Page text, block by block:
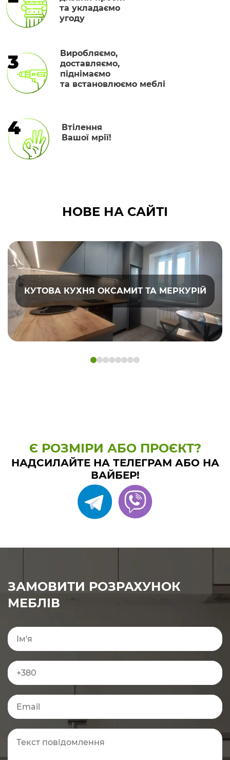
та укладаємо
угоду
3
Виробляємо,
доставляємо,
піднімаємо
та встановлюємо меблі
4
Втілення
Вашої мрії!
НОВЕ НА САЙТІ
КУТОВА КУХНЯ ОКСАМИТ ТА МЕРКУРІЙ
Є РОЗМІРИ АБО ПРОЄКТ?
НАДСИЛАЙТЕ НА ТЕЛЕГРАМ АБО НА
ВАЙБЕР!
ЗАМОВИТИ РОЗРАХУНОК
МЕБЛІВ